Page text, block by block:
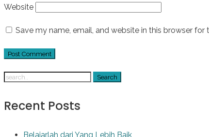
Website
Save my name, email, and website in this browser
Recent Posts
Belajarlah dari Yang Lebih Baik